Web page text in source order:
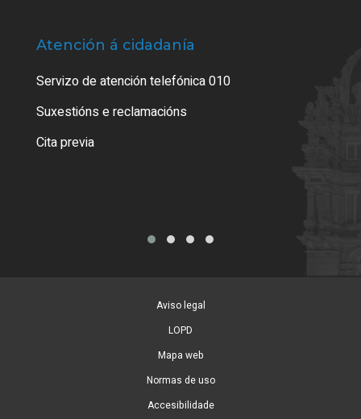
Atención á cidadanía
Servizo de atención telefónica 010
Suxestións e reclamacións
Cita previa
Aviso legal
LOPD
Mapa web
Normas de uso
Accesibilidade